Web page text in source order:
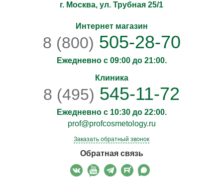
г. Москва, ул. Трубная 25/1
Интернет магазин
8 (800) 505-28-70
Ежедневно с 09:00 до 21:00.
Клиника
8 (495) 545-11-72
Ежедневно с 10:30 до 22:00.
prof@profcosmetology.ru
Заказать обратный звонок
Обратная связь